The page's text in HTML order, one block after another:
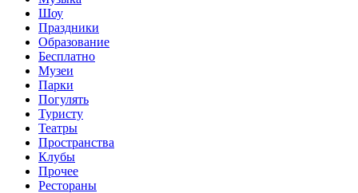
Шоу
Праздники
Образование
Бесплатно
Музеи
Парки
Погулять
Туристу
Театры
Пространства
Клубы
Прочее
Рестораны